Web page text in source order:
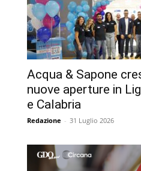
Acqua & Sapone
nuove aperture in
e Calabria
Redazione - 31 Luglio 2026